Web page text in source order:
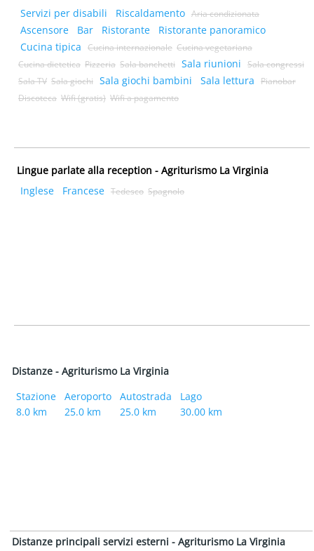
Servizi per disabili
Riscaldamento Aria condizionata
Ascensore Bar Ristorante
Ristorante panoramico
Cucina tipica
Cucina internazionale Cucina vegetariana
Cucina dietetica Pizzeria Sala banchetti Sala riunioni
Sala congressi
Sala TV Sala giochi Sala giochi bambini Sala lettura
Pianobar
Discoteca Wifi (gratis) Wifi a pagamento
Lingue parlate alla reception - Agriturismo La Virginia
Inglese
Francese Tedesco Spagnolo
Distanze - Agriturismo La Virginia
Stazione
8.0 km
Aeroporto
25.0 km
Autostrada
25.0 km
Lago
30.00 km
Distanze principali servizi esterni - Agriturismo La Virginia